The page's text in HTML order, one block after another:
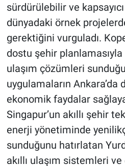
sürdürülebilir ve
dünyadaki örnek
gerektiğini vurguladı.
dostu şehir planlamasıyla
ulaşım çözümleri
uygulamaların
ekonomik faydalar
Singapur’un akıllı şehir
enerji yönetiminde
sunduğunu hatırlatan
akıllı ulaşım sistemleri